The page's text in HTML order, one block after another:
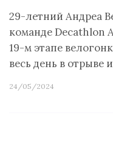
29-летний Андреа
команде Decathlon
19-м этапе
весь день в отрыве
24/05/2024